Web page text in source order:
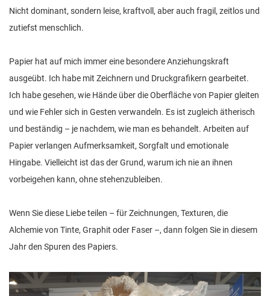
Nicht dominant, sondern leise, kraftvoll, aber auch fragil, zeitlos und
zutiefst menschlich.
Papier hat auf mich immer eine besondere Anziehungskraft
ausgeübt. Ich habe mit Zeichnern und Druckgrafikern gearbeitet.
Ich habe gesehen, wie Hände über die Oberfläche von Papier gleiten
und wie Fehler sich in Gesten verwandeln. Es ist zugleich ätherisch
und beständig – je nachdem, wie man es behandelt. Arbeiten auf
Papier verlangen Aufmerksamkeit, Sorgfalt und emotionale
Hingabe. Vielleicht ist das der Grund, warum ich nie an ihnen
vorbeigehen kann, ohne stehenzubleiben.
Wenn Sie diese Liebe teilen – für Zeichnungen, Texturen, die
Alchemie von Tinte, Graphit oder Faser –, dann folgen Sie in diesem
Jahr den Spuren des Papiers.